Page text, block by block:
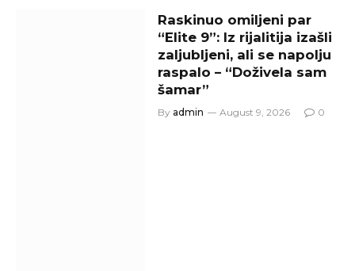
Raskinuo omiljeni par
“Elite 9”: Iz rijalitija izašli
zaljubljeni, ali se napolju
raspalo – “Doživela sam
šamar”
By admin August 9, 2026 0